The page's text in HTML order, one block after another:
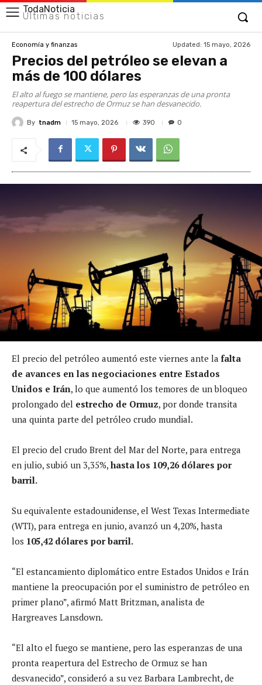
TodaNoticia
Últimas noticias
Economía y finanzas Updated: 15 mayo, 2026
Precios del petróleo se elevan a
más de 100 dólares
El alto al fuego se mantiene, pero las esperanzas de una pronta
reapertura del estrecho de Ormuz se han desvanecido.
By tnadm 15 mayo, 2026 390 0
El precio del petróleo aumentó este viernes ante la falta
de avances en las negociaciones entre Estados
Unidos e Irán, lo que aumentó los temores de un bloqueo
prolongado del estrecho de Ormuz, por donde transita
una quinta parte del petróleo crudo mundial.
El precio del crudo Brent del Mar del Norte, para entrega
en julio, subió un 3,35%, hasta los 109,26 dólares por
barril.
Su equivalente estadounidense, el West Texas Intermediate
(WTI), para entrega en junio, avanzó un 4,20%, hasta
los 105,42 dólares por barril.
“El estancamiento diplomático entre Estados Unidos e Irán
mantiene la preocupación por el suministro de petróleo en
primer plano”, afirmó Matt Britzman, analista de
Hargreaves Lansdown.
“El alto el fuego se mantiene, pero las esperanzas de una
pronta reapertura del Estrecho de Ormuz se han
desvanecido”, consideró a su vez Barbara Lambrecht, de